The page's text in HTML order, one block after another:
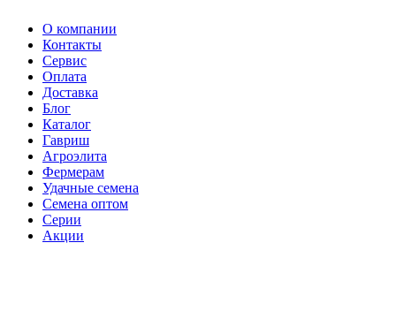
О компании
Контакты
Сервис
Оплата
Доставка
Блог
Каталог
Гавриш
Агроэлита
Фермерам
Удачные семена
Семена оптом
Серии
Акции